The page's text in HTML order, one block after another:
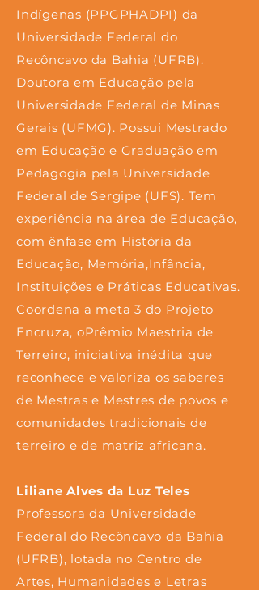
Indígenas (PPGPHADPI) da
Universidade Federal do
Recôncavo da Bahia (UFRB).
Doutora em Educação pela
Universidade Federal de Minas
Gerais (UFMG). Possui Mestrado
em Educação e Graduação em
Pedagogia pela Universidade
Federal de Sergipe (UFS). Tem
experiência na área de Educação,
com ênfase em História da
Educação, Memória,Infância,
Instituições e Práticas Educativas.
Coordena a meta 3 do Projeto
Encruza, oPrêmio Maestria de
Terreiro, iniciativa inédita que
reconhece e valoriza os saberes
de Mestras e Mestres de povos e
comunidades tradicionais de
terreiro e de matriz africana.
Liliane Alves da Luz Teles
Professora da Universidade
Federal do Recôncavo da Bahia
(UFRB), lotada no Centro de
Artes, Humanidades e Letras